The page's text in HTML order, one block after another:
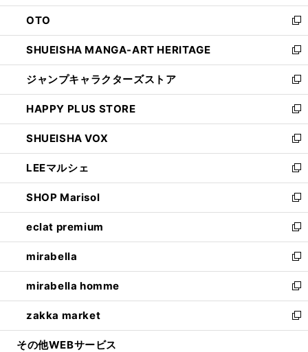
ウ
で
開
く
ン
ド
ウ
で
開
く
OTO
新
し
い
ウ
ィ
ン
ド
ウ
で
開
く
SHUEISHA MANGA-ART HERITAGE
新
し
い
ウ
ィ
ン
ド
ウ
で
開
く
ジャンプキャラクターズストア
新
し
い
ウ
ィ
ン
ド
ウ
で
開
く
HAPPY PLUS STORE
新
し
い
ウ
ィ
ン
ド
ウ
で
開
く
SHUEISHA VOX
新
し
い
ウ
ィ
ン
ド
ウ
で
開
く
LEEマルシェ
新
し
い
ウ
ィ
ン
ド
ウ
で
開
く
SHOP Marisol
新
し
い
ウ
ィ
ン
ド
ウ
で
開
eclat premium
新
し
い
ウ
ィ
ン
ド
ウ
mirabella
新
し
い
ウ
ィ
ン
mirabella homme
新
し
い
ウ
zakka market
新
し
その他WEBサービス